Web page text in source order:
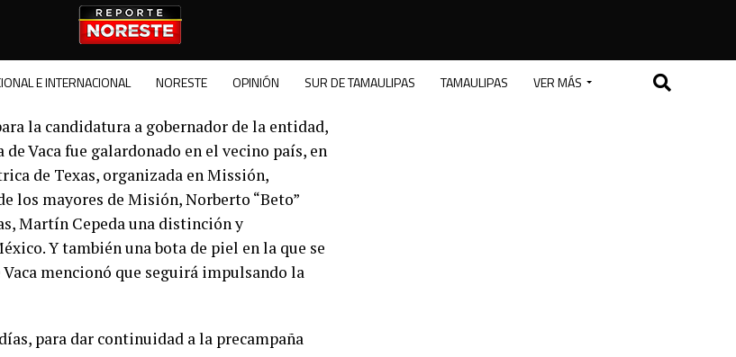
E INTERNACIONAL NORESTE OPINIÓN SUR DE TAMAULIPAS TAMAULIPAS VER MÁS
la candidatura a gobernador de la entidad,
Vaca fue galardonado en el vecino país, en
de Texas, organizada en Missión,
los mayores de Misión, Norberto “Beto”
Martín Cepeda una distinción y
Y también una bota de piel en la que se
mencionó que seguirá impulsando la
para dar continuidad a la precampaña